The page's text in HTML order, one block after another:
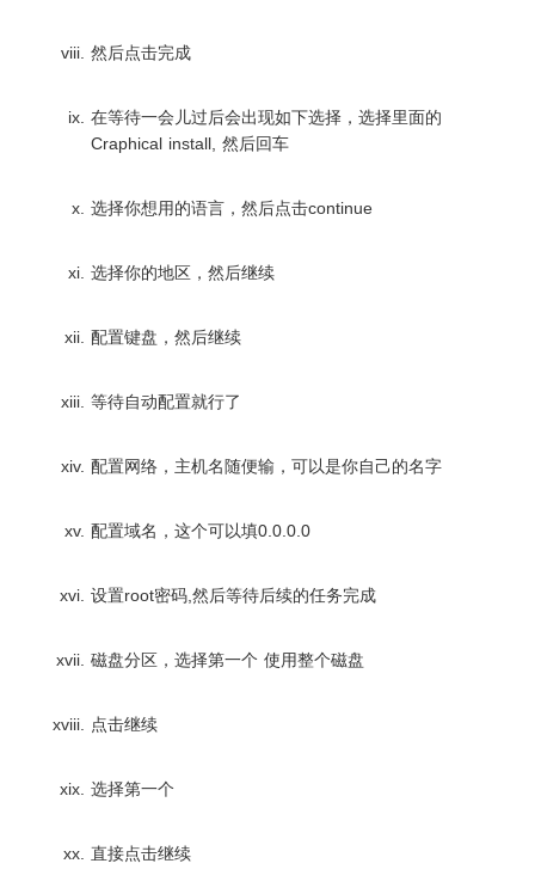
然后点击完成
在等待一会儿过后会出现如下选择，选择里面的
Craphical install, 然后回车
选择你想用的语言，然后点击continue
选择你的地区，然后继续
配置键盘，然后继续
等待自动配置就行了
配置网络，主机名随便输，可以是你自己的名字
配置域名，这个可以填0.0.0.0
设置root密码,然后等待后续的任务完成
磁盘分区，选择第一个 使用整个磁盘
点击继续
选择第一个
直接点击继续